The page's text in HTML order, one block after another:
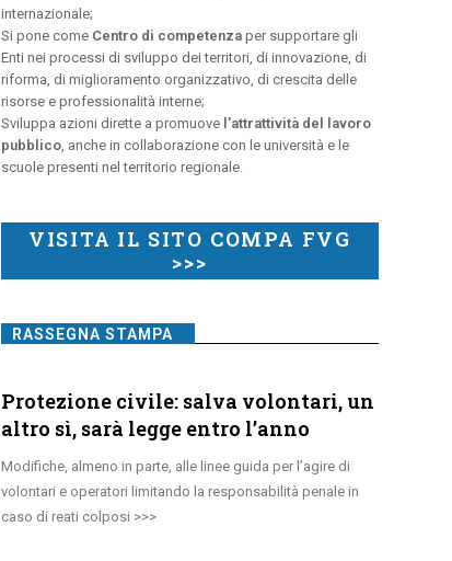
internazionale;
Si pone come Centro di competenzaper supportare gli
Enti nei processi di sviluppo dei territori, di innovazione, di
riforma, di miglioramento organizzativo, di crescita delle
risorse e professionalità interne;
Sviluppa azioni dirette a promuove l’attrattività del lavoro
pubblico, anche in collaborazione con le università e le
scuole presenti nel territorio regionale.
VISITA IL SITO COMPA FVG
>>>
RASSEGNA STAMPA
Protezione civile: salva volontari, un
altro sì, sarà legge entro l’anno
Modifiche, almeno in parte, alle linee guida per l’agire di
volontari e operatori limitando la responsabilità penale in
caso di reati colposi